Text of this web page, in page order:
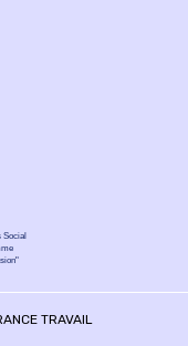
Social
TRAVAIL